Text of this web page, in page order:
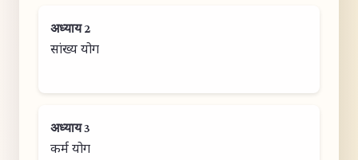
अध्याय 2
सांख्य योग
अध्याय 3
कर्म योग